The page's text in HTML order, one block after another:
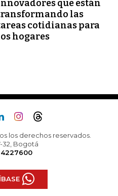
que están
las
cotidianas para
hogares
los derechos reservados.
32, Bogotá
4227600